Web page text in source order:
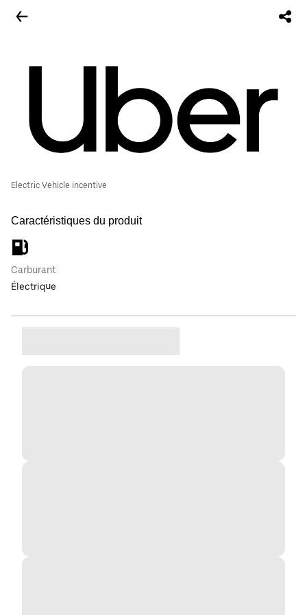
Electric Vehicle incentive
Caractéristiques du produit
Carburant
Électrique